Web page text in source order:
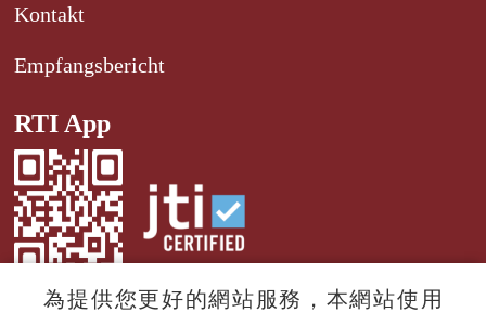
Kontakt
Empfangsbericht
RTI App
為提供您更好的網站服務，本網站使用